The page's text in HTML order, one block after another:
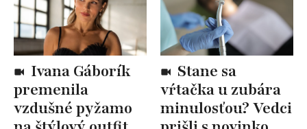
premenila
vzdušné pyžamo
vŕtačka u zubára
minulosťou? Vedci